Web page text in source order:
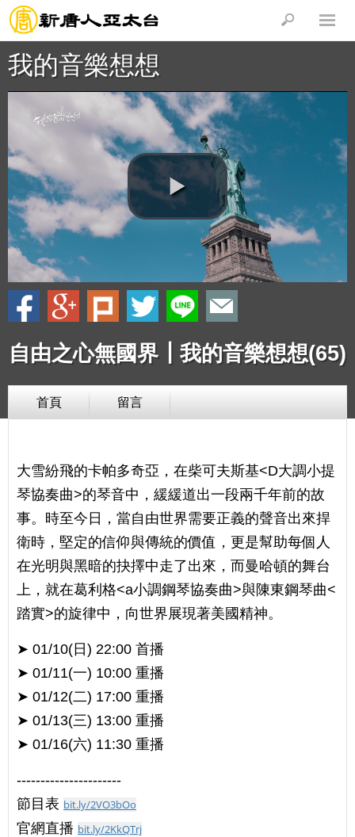
我的音樂想想
自由之心無國界┃我的音樂想想(65)
首頁 留言
大雪紛飛的卡帕多奇亞，在柴可夫斯基<D大調小提
琴協奏曲>的琴音中，緩緩道出一段兩千年前的故
事。時至今日，當自由世界需要正義的聲音出來捍
衛時，堅定的信仰與傳統的價值，更是幫助每個人
在光明與黑暗的抉擇中走了出來，而曼哈頓的舞台
上，就在葛利格<a小調鋼琴協奏曲>與陳東鋼琴曲<
踏實>的旋律中，向世界展現著美國精神。
➤ 01/10(日) 22:00 首播
➤ 01/11(一) 10:00 重播
​➤ 01/12(二) 17:00 重播
➤ 01/13(三) 13:00 重播
➤ 01/16(六) 11:30 重播
----------------------
節目表 bit.ly/2VO3bOo
官網直播 bit.ly/2KkQTrj